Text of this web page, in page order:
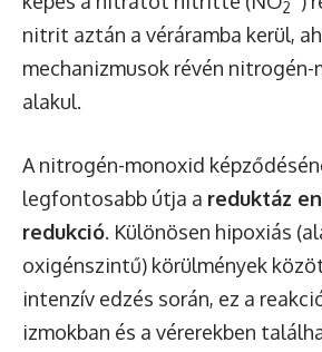
2
nitrit aztán a véráramba kerül,
mechanizmusok révén
alakul.
A nitrogén-monoxid
legfontosabb útja a reduktáz
redukció. Különösen hipoxiás
oxigénszintű) körülmények
intenzív edzés során, ez a
izmokban és a vérerekben